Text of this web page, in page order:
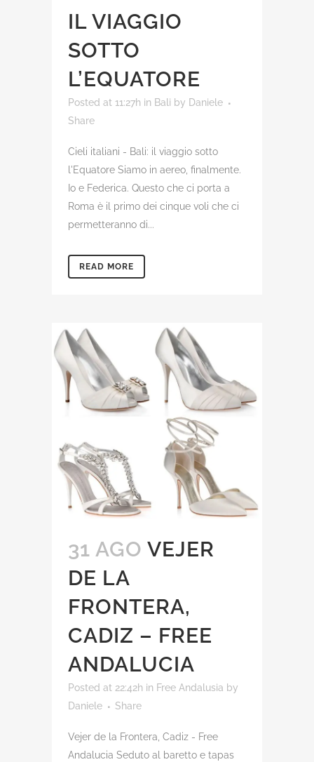
IL VIAGGIO
SOTTO
L’EQUATORE
Posted at 11:27h in Bali by Daniele
Share
Cieli italiani - Bali: il viaggio sotto
l'Equatore Siamo in aereo, finalmente.
Io e Federica. Questo che ci porta a
Roma è il primo dei cinque voli che ci
permetteranno di...
READ MORE
31 AGO VEJER
DE LA
FRONTERA,
CADIZ – FREE
ANDALUCIA
Posted at 22:42h in Free Andalusia by
Daniele
Share
Vejer de la Frontera, Cadiz - Free
Andalucia Seduto al baretto e tapas